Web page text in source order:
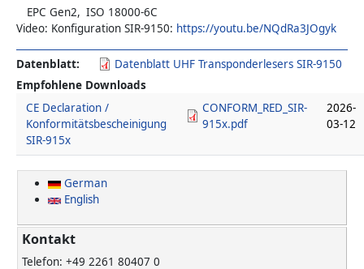
German
English
Kontakt
Telefon: +49 2261 80407 0
EPC Gen2
ISO 18000-6C
Video: Konfiguration SIR-9150: https://youtu.be/NQdRa3JOgyk
Datenblatt
Datenblatt UHF Transponderlesers SIR-9150
Empfohlene Downloads
CE Declaration /
Konformitätsbescheinigung
SIR-915x
CONFORM_RED_SIR-
915x.pdf
2026-
03-12